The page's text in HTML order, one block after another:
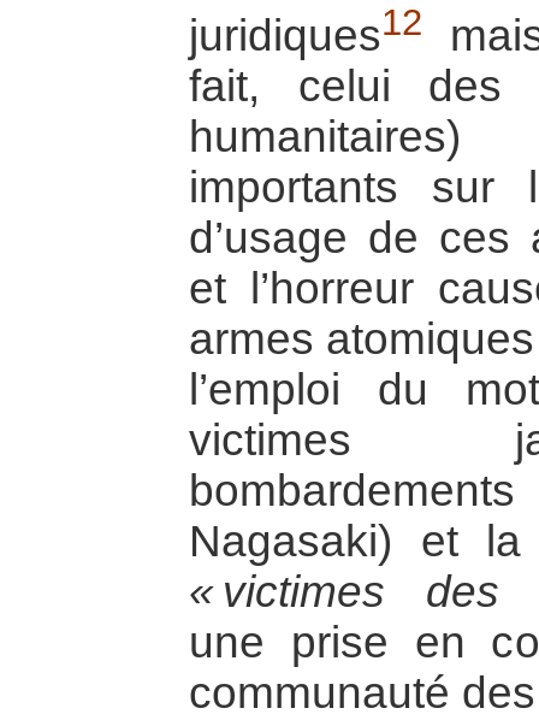
juridiques12
fait, celui des
importants sur
d’usage de ces
et l’horreur
armes
l’emploi du
victimes
Nagasaki) et la
« victimes des
une prise en
communauté